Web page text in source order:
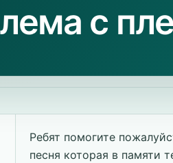
с
Ребят помогите
песня которая в памяти